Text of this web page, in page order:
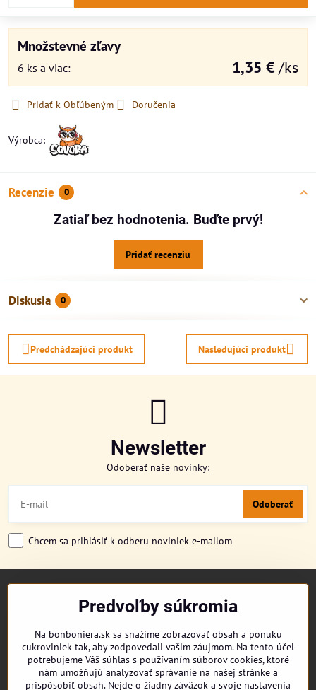
Množstevné zľavy
6 ks a viac: 1,35 € /ks
Pridať k Obľúbeným Doručenia
Výrobca:
Recenzie 0
Zatiaľ bez hodnotenia. Buďte prvý!
Pridať recenziu
Diskusia 0
Predchádzajúci produkt Nasledujúci produkt
Newsletter
Odoberať naše novinky:
Odoberať
Chcem sa prihlásiť k odberu noviniek e-mailom
DORUČENIE OBJEDNÁVKY
REKLAMAČNÉ PODMIENKY
OBCHODNÉ PODMIENKY
KONTAKT
Predvoľby súkromia
Na bonboniera.sk sa snažíme zobrazovať obsah a ponuku
cukroviniek tak, aby zodpovedali vašim záujmom. Na tento účel
potrebujeme Váš súhlas s používaním súborov cookies, ktoré
nám umožňujú analyzovať správanie na našej stránke a
prispôsobiť obsah. Nejde o žiadny záväzok a svoje nastavenia